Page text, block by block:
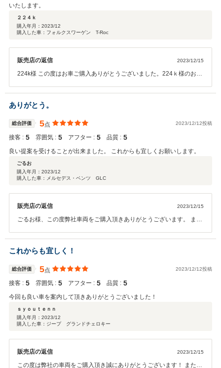
いたします。
２２４ｋ
購入年月： 2023/12
購入した車：フォルクスワーゲン T-Roc
販売店の返信 2023/12/15
224k様 この度はお車ご購入ありがとうございました。224ｋ様のお人
ックもご加入いただき今後しっかりフォローさせていただきますので
安心してカーライフをお楽しみください。ありがとうございまし
た！！
ありがとう。
総合評価 5点 2023/12/12投稿
接客 : 5 雰囲気 : 5 アフター : 5 品質 : 5
良い提案を受けることが出来ました。 これからも宜しくお願いします。
ごるお
購入年月： 2023/12
購入した車：メルセデス・ベンツ GLC
販売店の返信 2023/12/15
ごるお様、この度弊社車両をご購入頂きありがとうございます。 ま
ます。 ごるお様のカーライフをしっかりサポートさせて頂きます！
これからも宜しく！
総合評価 5点 2023/12/12投稿
接客 : 5 雰囲気 : 5 アフター : 5 品質 : 5
今回も良い車を案内して頂きありがとうございました！
ｓｙｏｕｔｅｎｎ
購入年月： 2023/12
購入した車：ジープ グランドチェロキー
販売店の返信 2023/12/15
この度は弊社の車両をご購入頂き誠にありがとうございます！ また、